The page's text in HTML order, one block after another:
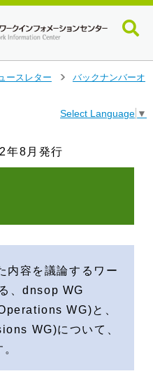
ースレター
バックナンバーオ
Select Language ▼
年8月発行
内容を議論するワー
、dnsop WG
WG)と、
WG)について、